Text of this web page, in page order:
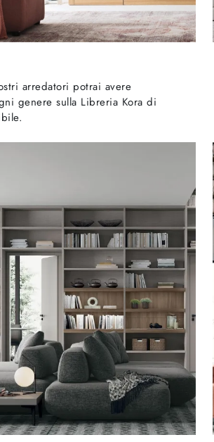
arredatori potrai avere
genere sulla Libreria Kora di